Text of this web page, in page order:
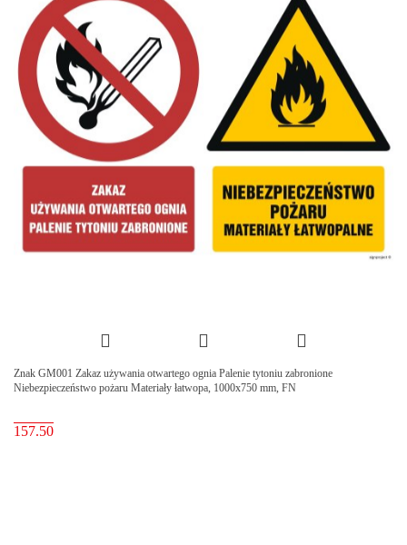
Znak GM001 Zakaz używania otwartego ognia Palenie tytoniu zabronione
Niebezpieczeństwo pożaru Materiały łatwopa, 1000x750 mm, FN
157.50